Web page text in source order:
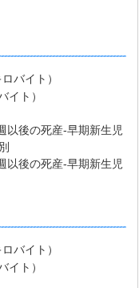
バイト）
イト）
の死産-早期新生児
の死産-早期新生児
バイト）
イト）